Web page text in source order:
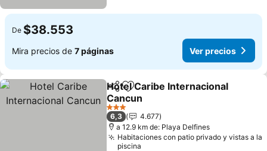
De $38.553
Mira precios de 7 páginas Ver precios
CompartirAgregar a favoritos
Hotel Caribe Internacional
Cancun
3 Estrellas
6,3
4.677
a 12.9 km de: Playa Delfines
Habitaciones con patio privado y vistas a la
piscina